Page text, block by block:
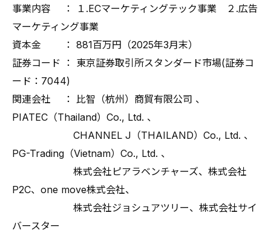
事業内容 ： １.ECマーケティングテック事業 ２.広告
マーケティング事業
資本金 ： 881百万円（2025年3月末）
証券コード ： 東京証券取引所スタンダード市場(証券コ
ード：7044)
関連会社 ： 比智（杭州）商貿有限公司 、
PIATEC（Thailand）Co., Ltd. 、
CHANNEL J（THAILAND）Co., Ltd. 、
PG-Trading（Vietnam）Co., Ltd. 、
株式会社ピアラベンチャーズ、株式会社
P2C、one move株式会社、
株式会社ジョシュアツリー、株式会社サイ
バースター